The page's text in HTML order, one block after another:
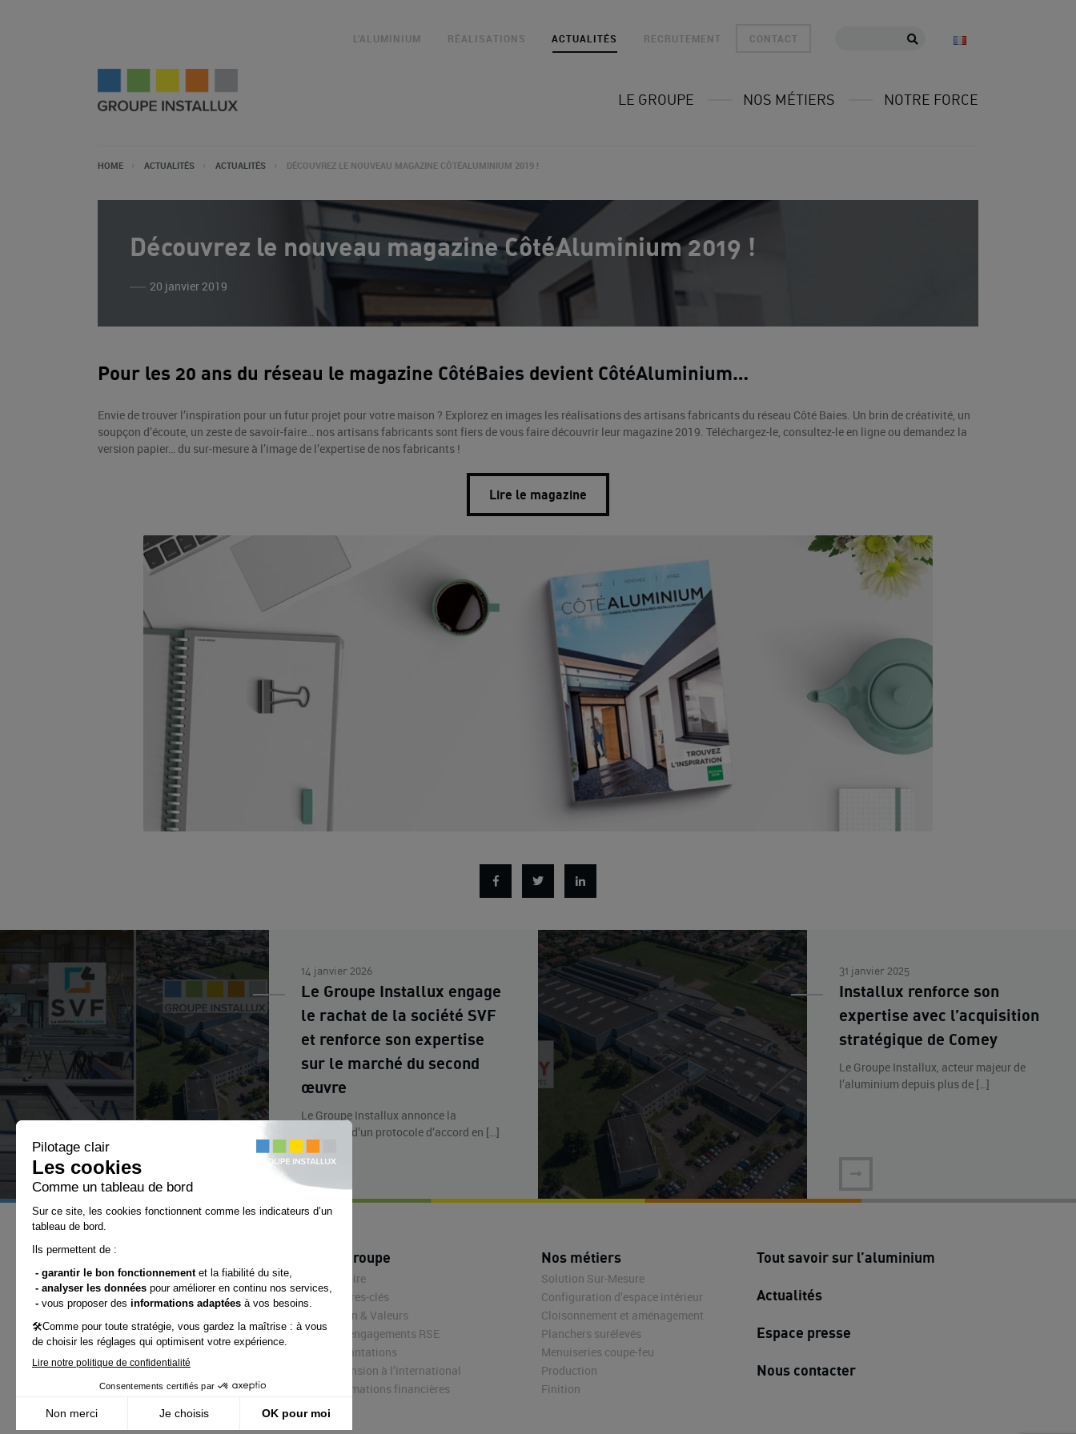
L’ALUMINIUM RÉALISATIONS ACTUALITÉS RECRUTEMENT CONTACT
LE GROUPE NOS MÉTIERS NOTRE FORCE
HOME ACTUALITÉS ACTUALITÉS DÉCOUVREZ LE NOUVEAU MAGAZINE CÔTÉALUMINIUM 2019 !
Découvrez le nouveau magazine CôtéAluminium 2019 !
20 janvier 2019
Pour les 20 ans du réseau le magazine CôtéBaies devient CôtéAluminium…
Envie de trouver l’inspiration pour un futur projet pour votre maison ? Explorez en images les réalisations des artisans fabricants du réseau Côté Baies. Un brin de créativité, un
soupçon d’écoute, un zeste de savoir-faire… nos artisans fabricants sont fiers de vous faire découvrir leur magazine 2019. Téléchargez-le, consultez-le en ligne ou demandez la
version papier… du sur-mesure à l’image de l’expertise de nos fabricants !
Lire le magazine
14 janvier 2026
Le Groupe Installux engage
le rachat de la société SVF
et renforce son expertise
sur le marché du second
œuvre
Le Groupe Installux annonce la
signature d’un protocole d’accord en […]
31 janvier 2025
Installux renforce son
expertise avec l’acquisition
stratégique de Comey
Le Groupe Installux, acteur majeur de
l’aluminium depuis plus de […]
Chemin du Bois-Rond
69720 ST-BONNET-DE-MURE
(FRANCE)
Tél.: +33 (0)4 72 48 31 31
Fax : +33 (0)4 72 48 31 47
Le groupe
Histoire
Chiffres-clés
Vision & Valeurs
Nos engagements RSE
Implantations
Expansion à l’international
Informations financières
Nos métiers
Solution Sur-Mesure
Configuration d’espace intérieur
Cloisonnement et aménagement
Planchers surélevés
Menuiseries coupe-feu
Production
Finition
Tout savoir sur l’aluminium
Actualités
Espace presse
Nous contacter